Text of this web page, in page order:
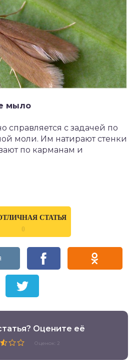
мыло
справляется с задачей по
моли. Им натирают стенки
по карманам и
СТАТЬЯ
0
Оцените её
Оценок: 2